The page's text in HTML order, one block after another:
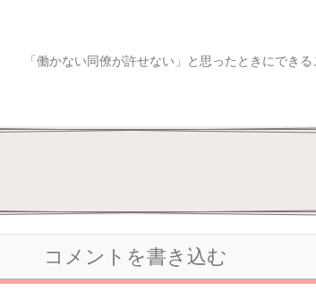
「働かない同僚が許せない」と思ったときにできる
コメントを書き込む